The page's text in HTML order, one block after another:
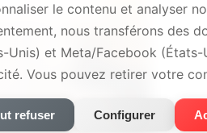
le contenu et analyser
nous transférons des
Unis) et Meta/Facebook
Vous pouvez retirer votre
refuser Configurer